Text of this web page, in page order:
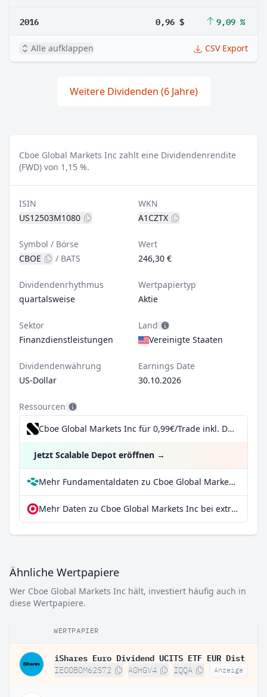
2016 0,96 $ 9,09 %
Alle aufklappen CSV Export
Weitere Dividenden (6 Jahre)
Cboe Global Markets Inc zahlt eine Dividendenrendite
(FWD) von 1,15 %.
ISIN
US12503M1080
WKN
A1CZTX
Symbol / Börse
CBOE
/ BATS
Wert
246,30 €
Dividendenrhythmus
quartalsweise
Wertpapiertyp
Aktie
Sektor
Finanzdienstleistungen
Land
Vereinigte Staaten
Dividendenwährung
US-Dollar
Earnings Date
30.10.2026
Ressourcen
Cboe Global Markets Inc für 0,99€/Trade inkl. Dividend Reinvestment Plan
Jetzt Scalable Depot eröffnen →
Mehr Fundamentaldaten zu Cboe Global Markets Inc bei Parqet
Mehr Daten zu Cboe Global Markets Inc bei extraETF
Ähnliche Wertpapiere
Wer Cboe Global Markets Inc hält, investiert häufig auch in
diese Wertpapiere.
WERTPAPIER
iShares Euro Dividend UCITS ETF EUR Dist
IE00B0M62S72 A0HGV4 IQQA Anzeige